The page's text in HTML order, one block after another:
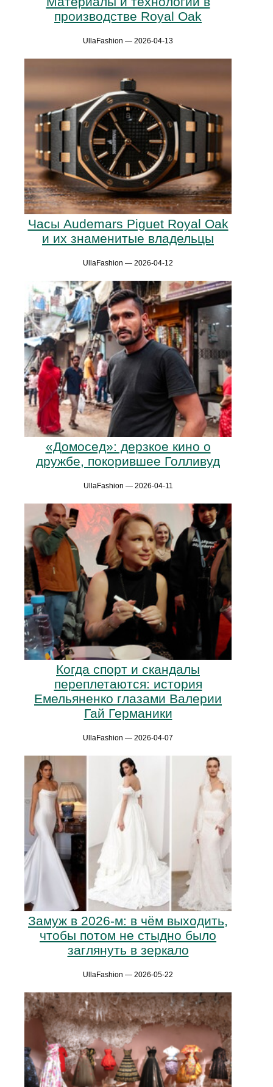
производстве Royal Oak
UllaFashion — 2026-04-13
Часы Audemars Piguet Royal Oak
и их знаменитые владельцы
UllaFashion — 2026-04-12
«Домосед»: дерзкое кино о
дружбе, покорившее Голливуд
UllaFashion — 2026-04-11
Когда спорт и скандалы
переплетаются: история
Емельяненко глазами Валерии
Гай Германики
UllaFashion — 2026-04-07
Замуж в 2026-м: в чём выходить,
чтобы потом не стыдно было
заглянуть в зеркало
UllaFashion — 2026-05-22